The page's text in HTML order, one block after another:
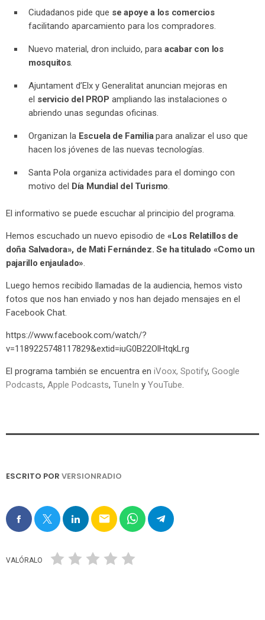
Ciudadanos pide que se apoye a los comercios
facilitando aparcamiento para los compradores.
Nuevo material, dron incluido, para acabar con los
mosquitos.
Ajuntament d’Elx y Generalitat anuncian mejoras en
el servicio del PROP ampliando las instalaciones o
abriendo unas segundas oficinas.
Organizan la Escuela de Familiapara analizar el uso que
hacen los jóvenes de las nuevas tecnologías.
Santa Pola organiza actividades para el domingo con
motivo del Día Mundial del Turismo
El informativo se puede escuchar al principio del programa.
Hemos escuchado un nuevo episodio de «Los Relatillos de
doña Salvadora», de Mati Fernández. Se ha titulado «Como un
pajarillo enjaulado»
Luego hemos recibido llamadas de la audiencia, hemos visto
fotos que nos han enviado y nos han dejado mensajes en el
Facebook Chat.
https://www.facebook.com/watch/?
v=1189225748117829&extid=iuG0B22OlHtqkLrg
El programa también se encuentra en iVoox, Spotify, Google
Podcasts, Apple Podcasts, TuneIn y YouTube
ESCRITO POR VERSIONRADIO
email
VALÓRALO